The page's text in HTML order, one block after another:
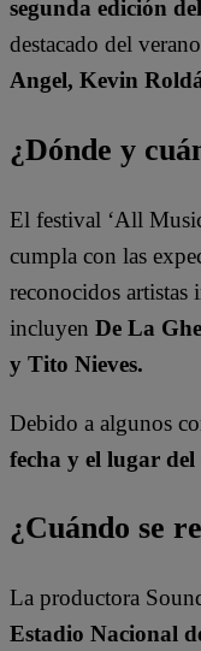
segunda edición
destacado del
Angel, Kevin
¿Dónde y
El festival ‘All
cumpla con las
reconocidos artistas
incluyen De La
y Tito Nieves.
Debido a algunos
fecha y el lugar del
¿Cuándo se
La productora
Estadio Nacional